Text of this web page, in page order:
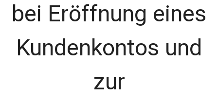
bei Eröffnung eines
Kundenkontos und
zur